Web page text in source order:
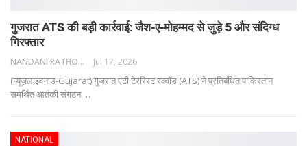
गुजरात ATS की बड़ी कार्रवाई: जैश-ए-मोहम्मद से जुड़े 5 और संदिग्ध
गिरफ्तार
NANDANI RATHORE Jul 17, 2026
(न्यूज़लाइवनाउ-Gujarat) गुजरात एंटी टेररिस्ट स्क्वॉड (ATS) ने प्रतिबंधित पाकिस्तान
समर्थित आतंकी संगठन…
NATIONAL